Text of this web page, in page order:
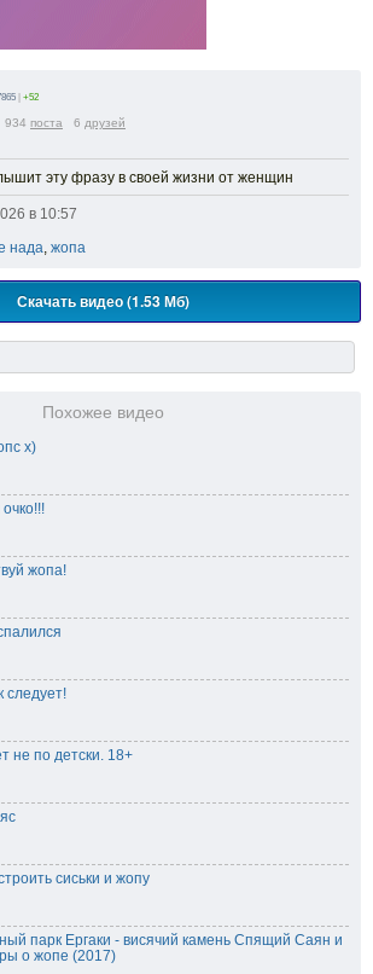
| +52
934 поста 6 друзей
эту фразу в своей жизни от женщин
в 10:57
нада жопа
Скачать видео (1.53 Мб)
Похожее видео
х)
жопа!
следует!
не по детски. 18+
сиськи и жопу
парк Ергаки - висячий камень Спящий Саян и
о жопе (2017)